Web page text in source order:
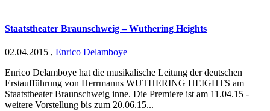
Staatstheater Braunschweig – Wuthering Heights
02.04.2015 , Enrico Delamboye
Enrico Delamboye hat die musikalische Leitung der deutschen
Erstaufführung von Herrmanns WUTHERING HEIGHTS am
Staatstheater Braunschweig inne. Die Premiere ist am 11.04.15 -
weitere Vorstellung bis zum 20.06.15...